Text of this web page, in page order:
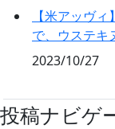
【米アッヴ
で、ウステキ
2023/10/27
投稿ナビゲ